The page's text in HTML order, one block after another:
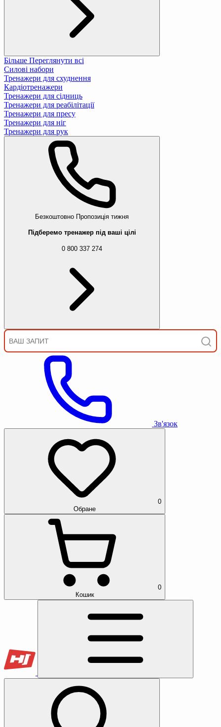
Більше Переглянути всі
Силові набори
Тренажери для схуднення
Кардіотренажери
Тренажери для сідниць
Тренажери для реабілітації
Тренажери для пресу
Тренажери для ніг
Тренажери для рук
Безкоштовно Пропозиція тижня
Підберемо тренажер під ваші цілі
0 800 337 274
Зв'язок
0
Обране
0
Кошик